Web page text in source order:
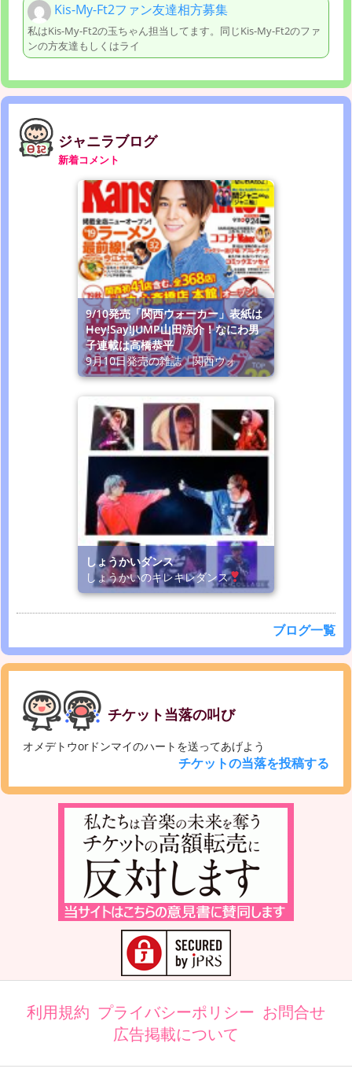
Kis-My-Ft2ファン友達相方募集
私はKis-My-Ft2の玉ちゃん担当してます。同じKis-My-Ft2のファ
ンの方友達もしくはライ
ジャニラブログ
新着コメント
9/10発売「関西ウォーカー」表紙は
Hey!Say!JUMP山田涼介！なにわ男
子連載は高橋恭平
9月10日発売の雑誌「関西ウォ
しょうかいダンス
しょうかいのキレキレダンス
ブログ一覧
チケット当落の叫び
オメデトウorドンマイのハートを送ってあげよう
チケットの当落を投稿する
利用規約 プライバシーポリシー お問合せ
広告掲載について